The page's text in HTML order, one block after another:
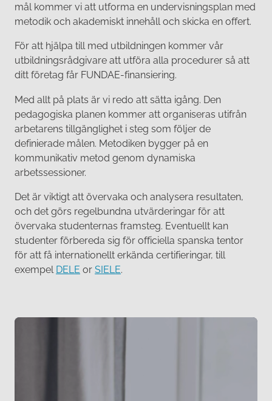
mål kommer vi att utforma en undervisningsplan med
metodik och akademiskt innehåll och skicka en offert.
För att hjälpa till med utbildningen kommer vår
utbildningsrådgivare att utföra alla procedurer så att
ditt företag får FUNDAE-finansiering.
Med allt på plats är vi redo att sätta igång. Den
pedagogiska planen kommer att organiseras utifrån
arbetarens tillgänglighet i steg som följer de
definierade målen. Metodiken bygger på en
kommunikativ metod genom dynamiska
arbetssessioner.
Det är viktigt att övervaka och analysera resultaten,
och det görs regelbundna utvärderingar för att
övervaka studenternas framsteg. Eventuellt kan
studenter förbereda sig för officiella spanska tentor
för att få internationellt erkända certifieringar, till
exempel DELE or SIELE.